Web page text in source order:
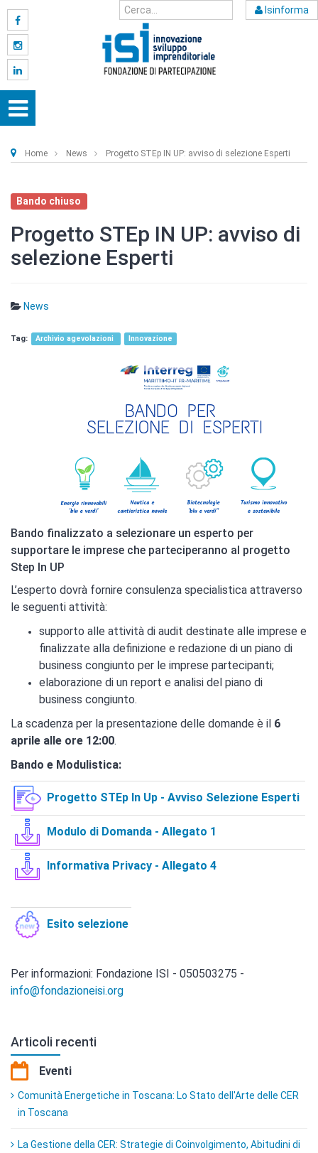
Isinforma
Home News Progetto STEp IN UP: avviso di selezione Esperti
Bando chiuso
Progetto STEp IN UP: avviso di
selezione Esperti
News
Archivio agevolazioni Innovazione
Bando finalizzato a selezionare un esperto per
supportare le imprese che parteciperanno al progetto
Step In UP
L’esperto dovrà fornire consulenza specialistica attraverso
le seguenti attività:
supporto alle attività di audit destinate alle imprese e
finalizzate alla definizione e redazione di un piano di
business congiunto per le imprese partecipanti;
elaborazione di un report e analisi del piano di
business congiunto.
La scadenza per la presentazione delle domande è il 6
aprile alle ore 12:00.
Bando e Modulistica:
Progetto STEp In Up - Avviso Selezione Esperti
Modulo di Domanda - Allegato 1
Informativa Privacy - Allegato 4
Esito selezione
Per informazioni: Fondazione ISI - 050503275 -
info@fondazioneisi.org
Articoli recenti
Eventi
Comunità Energetiche in Toscana: Lo Stato dell'Arte delle CER
in Toscana
La Gestione della CER: Strategie di Coinvolgimento, Abitudini di